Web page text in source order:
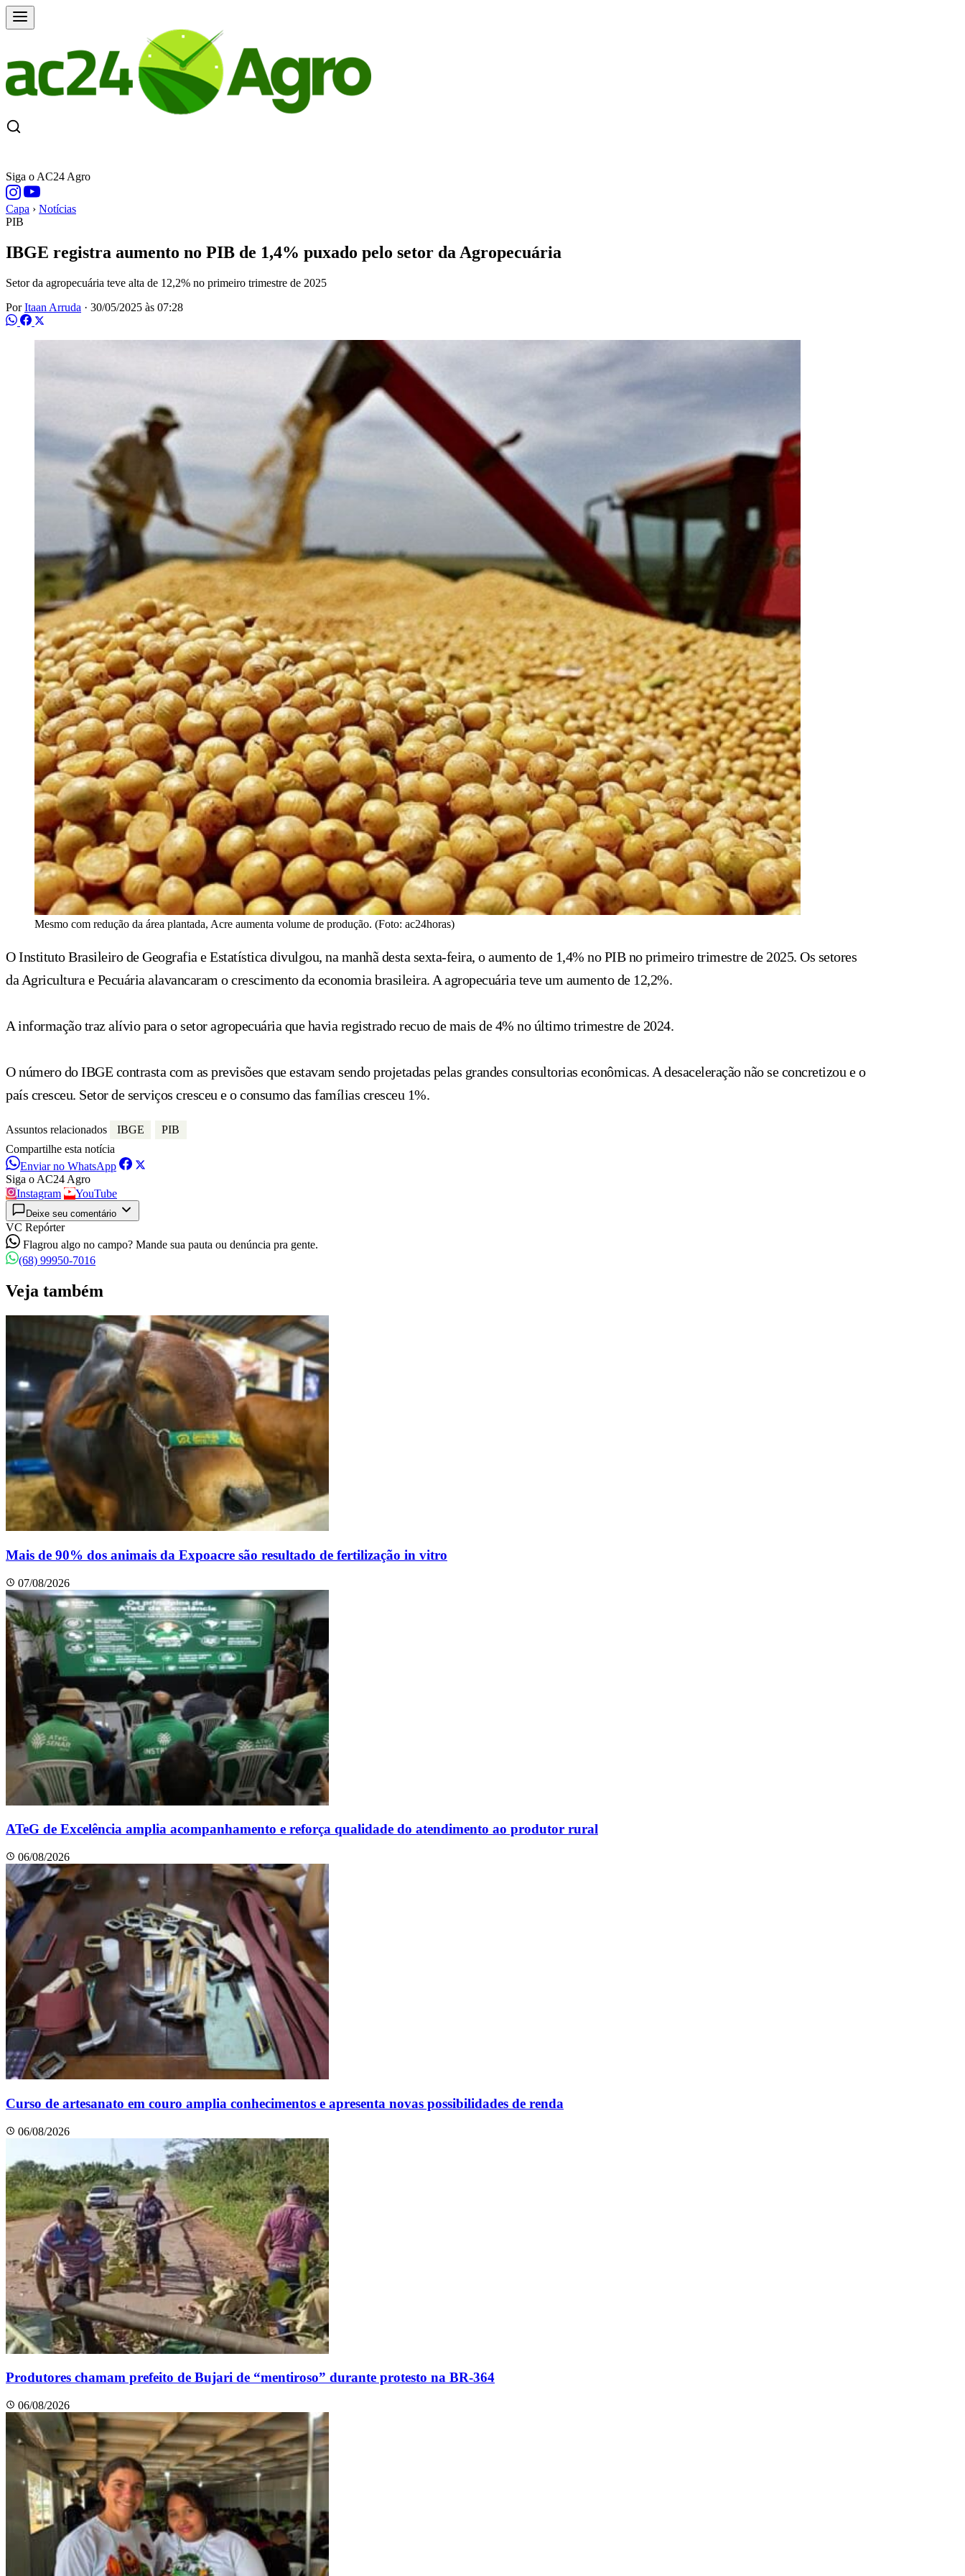
Siga o AC24 Agro
Capa › Notícias
PIB
IBGE registra aumento no PIB de 1,4% puxado pelo setor da Agropecuária
Setor da agropecuária teve alta de 12,2% no primeiro trimestre de 2025
PorItaan Arruda · 30/05/2025 às 07:28
Mesmo com redução da área plantada, Acre aumenta volume de produção. (Foto: ac24horas)
O Instituto Brasileiro de Geografia e Estatística divulgou, na manhã desta sexta-feira, o aumento de 1,4% no PIB no primeiro trimestre de 2025. Os setores
da Agricultura e Pecuária alavancaram o crescimento da economia brasileira. A agropecuária teve um aumento de 12,2%.
A informação traz alívio para o setor agropecuária que havia registrado recuo de mais de 4% no último trimestre de 2024.
O número do IBGE contrasta com as previsões que estavam sendo projetadas pelas grandes consultorias econômicas. A desaceleração não se concretizou e o
país cresceu. Setor de serviços cresceu e o consumo das famílias cresceu 1%.
Assuntos relacionados IBGE
PIB
Compartilhe esta notícia
Enviar no WhatsApp
Siga o AC24 Agro
Instagram
YouTube
Deixe seu comentário
VC Repórter
Flagrou algo no campo? Mande sua pauta ou denúncia pra gente.
(68) 99950-7016
Veja também
Mais de 90% dos animais da Expoacre são resultado de fertilização in vitro
07/08/2026
ATeG de Excelência amplia acompanhamento e reforça qualidade do atendimento ao produtor rural
06/08/2026
Curso de artesanato em couro amplia conhecimentos e apresenta novas possibilidades de renda
06/08/2026
Produtores chamam prefeito de Bujari de “mentiroso” durante protesto na BR-364
06/08/2026